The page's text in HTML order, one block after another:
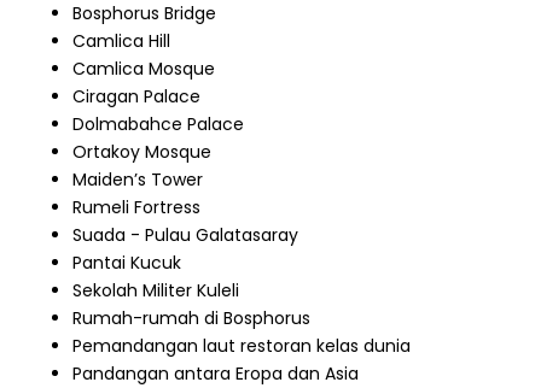
Bosphorus Bridge
Camlica Hill
Camlica Mosque
Ciragan Palace
Dolmabahce Palace
Ortakoy Mosque
Maiden’s Tower
Rumeli Fortress
Suada - Pulau Galatasaray
Pantai Kucuk
Sekolah Militer Kuleli
Rumah-rumah di Bosphorus
Pemandangan laut restoran kelas dunia
Pandangan antara Eropa dan Asia